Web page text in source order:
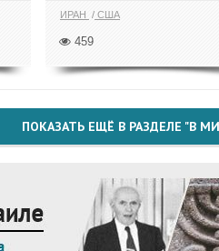
ИРАН США
459
ПОКАЗАТЬ ЕЩЁ В РАЗДЕЛЕ "В